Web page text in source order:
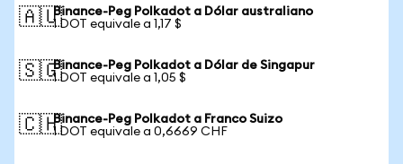
🇦🇺Binance-Peg Polkadot a Dólar australiano
1 DOT equivale a 1,17 $
🇸🇬Binance-Peg Polkadot a Dólar de Singapur
1 DOT equivale a 1,05 $
🇨🇭Binance-Peg Polkadot a Franco Suizo
1 DOT equivale a 0,6669 CHF